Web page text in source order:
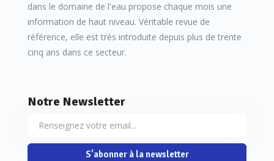
dans le domaine de l'eau propose chaque mois une
information de haut niveau. Véritable revue de
référence, elle est très introduite depuis plus de trente
cinq ans dans ce secteur.
Notre Newsletter
S'abonner à la newsletter